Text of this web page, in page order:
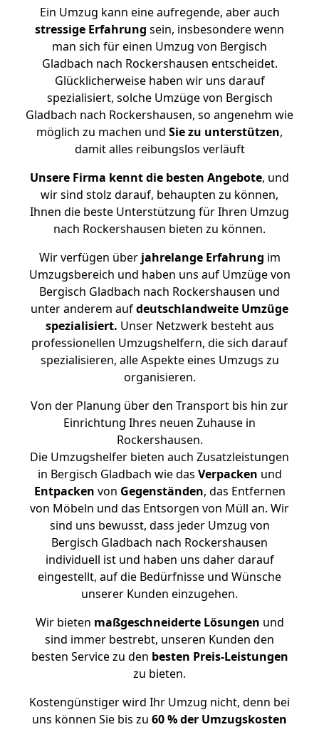
Ein Umzug kann eine aufregende, aber auch
stressige Erfahrung sein, insbesondere wenn
man sich für einen Umzug von Bergisch
Gladbach nach Rockershausen entscheidet.
Glücklicherweise haben wir uns darauf
spezialisiert, solche Umzüge von Bergisch
Gladbach nach Rockershausen, so angenehm wie
möglich zu machen und Sie zu unterstützen,
damit alles reibungslos verläuft
Unsere Firma kennt die besten Angebote, und
wir sind stolz darauf, behaupten zu können,
Ihnen die beste Unterstützung für Ihren Umzug
nach Rockershausen bieten zu können.
Wir verfügen überjahrelange Erfahrung im
Umzugsbereich und haben uns auf Umzüge von
Bergisch Gladbach nach Rockershausen und
unter anderem aufdeutschlandweite Umzüge
spezialisiert. Unser Netzwerk besteht aus
professionellen Umzugshelfern, die sich darauf
spezialisieren, alle Aspekte eines Umzugs zu
organisieren.
Von der Planung über den Transport bis hin zur
Einrichtung Ihres neuen Zuhause in
Rockershausen.
Die Umzugshelfer bieten auch Zusatzleistungen
in Bergisch Gladbach wie das Verpacken und
Entpacken von Gegenständen, das Entfernen
von Möbeln und das Entsorgen von Müll an. Wir
sind uns bewusst, dass jeder Umzug von
Bergisch Gladbach nach Rockershausen
individuell ist und haben uns daher darauf
eingestellt, auf die Bedürfnisse und Wünsche
unserer Kunden einzugehen.
Wir bieten maßgeschneiderte Lösungen und
sind immer bestrebt, unseren Kunden den
besten Service zu den besten Preis-Leistungen
zu bieten.
Kostengünstiger wird Ihr Umzug nicht, denn bei
uns können Sie bis zu 60 % der Umzugskosten